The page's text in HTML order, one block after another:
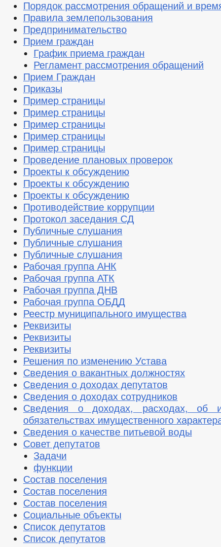
Порядок рассмотрения обращений и
Правила землепользования
Предпринимательство
Прием граждан
График приема граждан
Регламент рассмотрения обращений
Прием Граждан
Приказы
Пример страницы
Пример страницы
Пример страницы
Пример страницы
Пример страницы
Проведение плановых проверок
Проекты к обсуждению
Проекты к обсуждению
Проекты к обсуждению
Противодействие коррупции
Протокол заседания СД
Публичные слушания
Публичные слушания
Публичные слушания
Рабочая группа АНК
Рабочая группа АТК
Рабочая группа ДНВ
Рабочая группа ОБДД
Реестр муниципального имущества
Реквизиты
Реквизиты
Реквизиты
Решения по изменению Устава
Сведения о вакантных должностях
Сведения о доходах депутатов
Сведения о доходах сотрудников
Сведения о доходах, расходах, об
обязательствах имущественного
Сведения о качестве питьевой воды
Совет депутатов
Задачи
функции
Состав поселения
Состав поселения
Состав поселения
Социальные объекты
Список депутатов
Список депутатов